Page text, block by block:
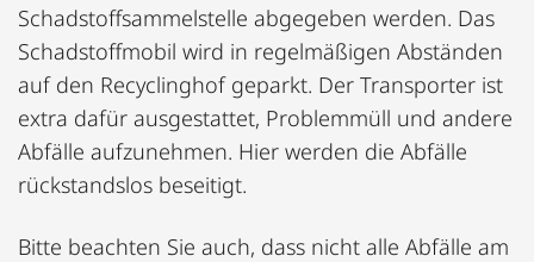
Schadstoffsammelstelle abgegeben werden. Das
Schadstoffmobil wird in regelmäßigen Abständen
auf den Recyclinghof geparkt. Der Transporter ist
extra dafür ausgestattet, Problemmüll und andere
Abfälle aufzunehmen. Hier werden die Abfälle
rückstandslos beseitigt.
Bitte beachten Sie auch, dass nicht alle Abfälle am